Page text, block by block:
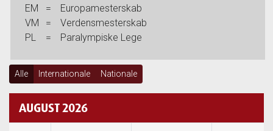
EM
=
Europamesterskab
VM
=
Verdensmesterskab
PL
= Paralympiske Lege
Alle Internationale Nationale
AUGUST 2026